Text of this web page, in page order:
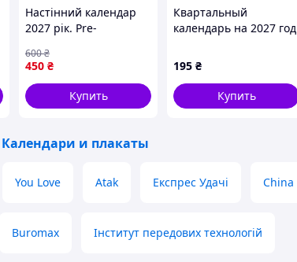
Настінний календар
2027 рік. Pre-
450 ₴
600₴
Купить
Квартальный
календарь на 2027 год
195 ₴
Купить
Календари и плакаты
You Love Atak Експрес Удачі China
Buromax Інститут передових технологій